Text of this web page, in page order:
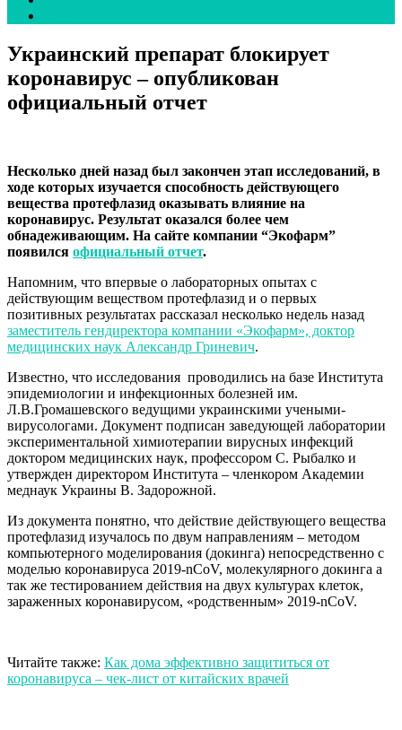
Украинский препарат блокирует
коронавирус – опубликован
официальный отчет
Несколько дней назад был закончен этап исследований, в
ходе которых изучается способность действующего
вещества протефлазид оказывать влияние на
коронавирус. Результат оказался более чем
обнадеживающим. На сайте компании “Экофарм”
появился официальный отчет.
Напомним, что впервые о лабораторных опытах с
действующим веществом протефлазид и о первых
позитивных результатах рассказал несколько недель назад
заместитель гендиректора компании «Экофарм», доктор
медицинских наук Александр Гриневич.
Известно, что исследования проводились на базе Института
эпидемиологии и инфекционных болезней им.
Л.В.Громашевского ведущими украинскими учеными-
вирусологами. Документ подписан заведующей лаборатории
экспериментальной химиотерапии вирусных инфекций
доктором медицинских наук, профессором С. Рыбалко и
утвержден директором Института – членкором Академии
меднаук Украины В. Задорожной.
Из документа понятно, что действие действующего вещества
протефлазид изучалось по двум направлениям – методом
компьютерного моделирования (докинга) непосредственно с
моделью коронавируса 2019-nCoV, молекулярного докинга а
так же тестированием действия на двух культурах клеток,
зараженных коронавирусом, «родственным» 2019-nCoV.
Читайте также: Как дома эффективно защититься от
коронавируса – чек-лист от китайских врачей